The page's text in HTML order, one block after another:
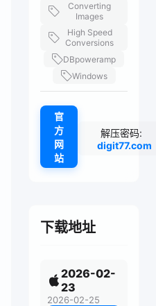
Converting
Images
High Speed
Conversions
DBpoweramp
Windows
官
方
网
站
解压密码:
digit77.com
下载地址
2026-02-
23
2026-02-25